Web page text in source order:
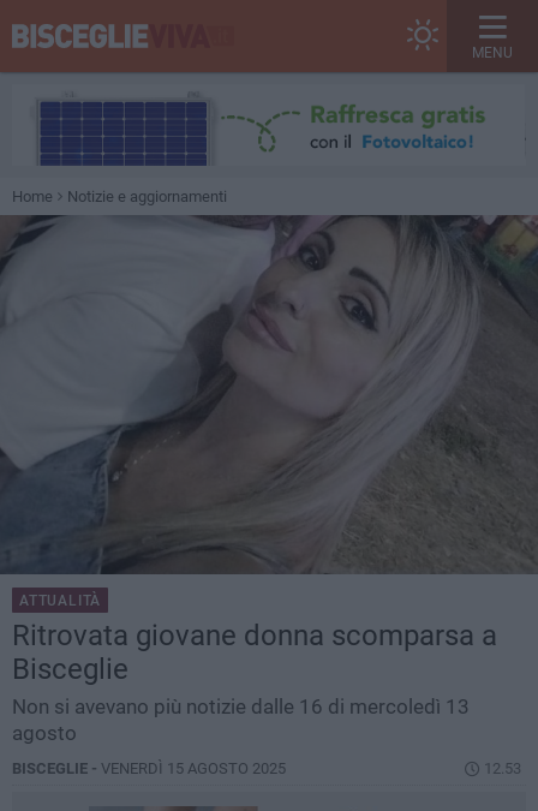
MENU
Home Notizie e aggiornamenti
ATTUALITÀ
Ritrovata giovane donna scomparsa a
Bisceglie
Non si avevano più notizie dalle 16 di mercoledì 13
agosto
BISCEGLIE - VENERDÌ 15 AGOSTO 2025 12.53